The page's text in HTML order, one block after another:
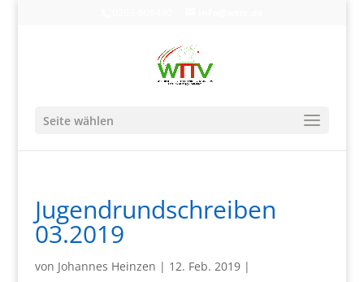
Seite wählen
Jugendrundschreiben
03.2019
von Johannes Heinzen | 12. Feb. 2019|